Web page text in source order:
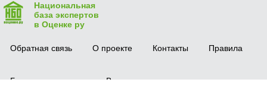
Национальная
база экспертов
в Оценке ру
Обратная связь О проекте Контакты Правила
Безопасная сделка Вопрос-ответ